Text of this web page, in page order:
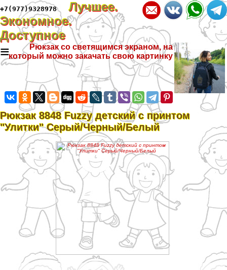
+7(977)9328978
Лучшее.
Экономное.
Доступное
≡
Рюкзак со светящимся экраном, на
который можно закачать свою картинку
Рюкзак 8848 Fuzzy детский с принтом
"Улитки" Серый/Черный/Белый